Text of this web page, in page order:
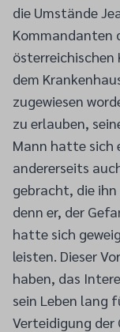
die Umstände
Kommandanten
österreichischen
dem
zugewiesen
zu erlauben,
Mann hatte sich
andererseits
gebracht, die
denn er, der
hatte sich
leisten. Dieser
haben, das
sein Leben lang
Verteidigung der